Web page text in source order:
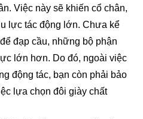
Việc này sẽ khiến cổ chân,
lực tác động lớn. Chưa kể
đạp cầu, những bộ phận
lớn hơn. Do đó, ngoài việc
động tác, bạn còn phải bảo
lựa chọn đôi giày chất